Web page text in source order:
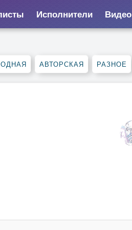
Исполнители Видео
АВТОРСКАЯ РАЗНОЕ